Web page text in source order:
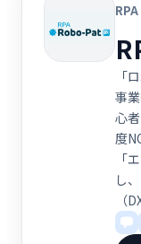
「
事
心
度
「
し
（